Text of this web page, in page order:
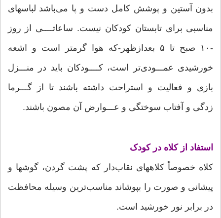
بدون آستین و پوشش کامل دست و پا می‌باشد لباسهای
مناسبی برای تابستان کودکان نیست. ساعاتــــی از روز
-۱۰ صبح تا ۵ بعدازظهر-که هوا گرمتر است و اشعه
خورشیدی عمـــودی‌تر است، کــــودکان باید در منـــزل
بازی و فعالیت و استراحت داشته باشند تا از گـــرما
زدگی و آفتاب سوختگی و عـــوارض آن مصون باشند.
استفاد از کلاه در کودک
کلاه خصوصاً کلاههای نقاب‌دار که پشت گردن، گوشها و
پیشانی و صورت را بپوشاند مناسب‌ترین وسیله محافظت
در برابر نور خورشید است.